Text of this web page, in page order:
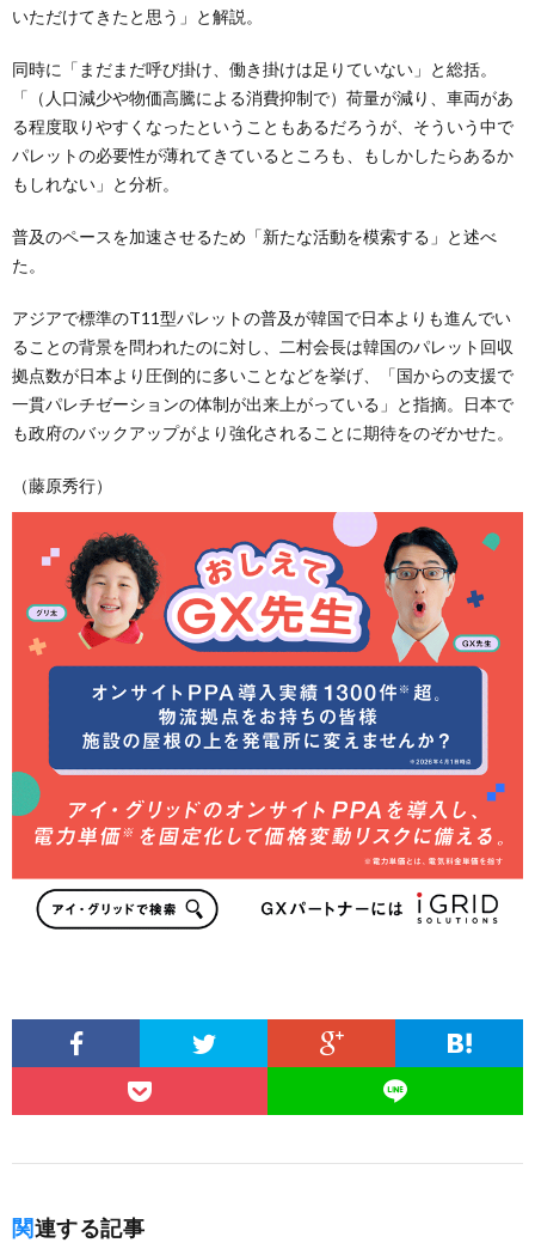
いただけてきたと思う」と解説。
同時に「まだまだ呼び掛け、働き掛けは足りていない」と総括。
「（人口減少や物価高騰による消費抑制で）荷量が減り、車両があ
る程度取りやすくなったということもあるだろうが、そういう中で
パレットの必要性が薄れてきているところも、もしかしたらあるか
もしれない」と分析。
普及のペースを加速させるため「新たな活動を模索する」と述べ
た。
アジアで標準のT11型パレットの普及が韓国で日本よりも進んでい
ることの背景を問われたのに対し、二村会長は韓国のパレット回収
拠点数が日本より圧倒的に多いことなどを挙げ、「国からの支援で
一貫パレチゼーションの体制が出来上がっている」と指摘。日本で
も政府のバックアップがより強化されることに期待をのぞかせた。
（藤原秀行）
関連する記事